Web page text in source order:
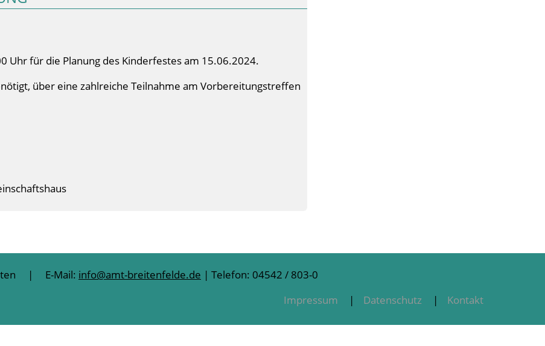
Uhr für die Planung des Kinderfestes am 15.06.2024.
über eine zahlreiche Teilnahme am Vorbereitungstreffen
| E-Mail: info@amt-breitenfelde.de | Telefon: 04542 / 803-0
Impressum
Datenschutz Kontakt